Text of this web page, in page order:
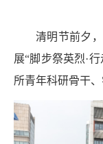
清明节前夕
展“脚步祭英烈·行
所青年科研骨干